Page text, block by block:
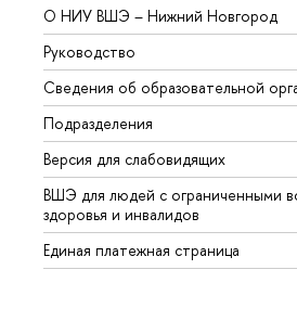
О НИУ ВШЭ – Нижний Новгород
Руководство
Сведения об образовательной
Подразделения
Версия для слабовидящих
ВШЭ для людей с ограниченными
здоровья и инвалидов
Единая платежная страница